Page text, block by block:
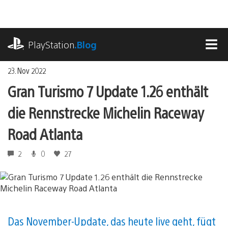
springen
PlayStation.Blog
23. Nov 2022
Gran Turismo 7 Update 1.26 enthält
die Rennstrecke Michelin Raceway
Road Atlanta
2 0 27
Das November-Update, das heute live geht, fügt